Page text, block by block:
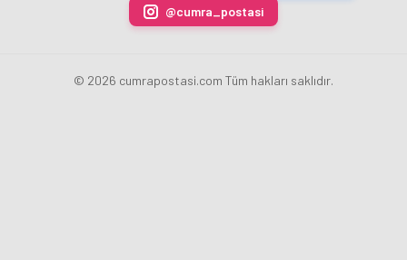
@cumra_postasi
© 2026 cumrapostasi.com Tüm hakları saklıdır.